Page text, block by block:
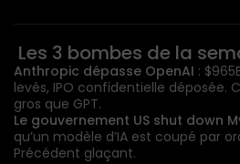
Les 3 bombes de la
Anthropic dépasse OpenAI :
levés, IPO confidentielle déposée.
gros que GPT.
Le gouvernement US shut down
qu’un modèle d’IA est coupé par
Précédent glaçant.